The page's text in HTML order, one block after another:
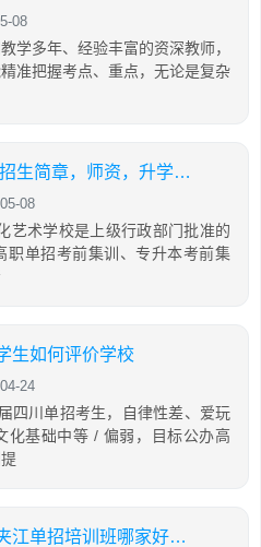
08
学多年、经验丰富的资深教师，
准把握考点、重点，无论是复杂
成都精英致远单招2027届招生简章，师资，升学率如何
08
艺术学校是上级行政部门批准的
职单招考前集训、专升本考前集
生如何评价学校
24
四川单招考生，自律性差、爱玩
化基础中等 / 偏弱，目标公办高
夹江单招培训班哪家好，夹江单招培训班哪家好一点